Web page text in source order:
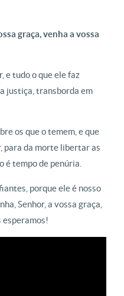
graça, venha a vossa
e tudo o que ele faz
justiça, transborda em
os que o temem, e que
para da morte libertar as
é tempo de penúria.
porque ele é nosso
Senhor, a vossa graça,
esperamos!